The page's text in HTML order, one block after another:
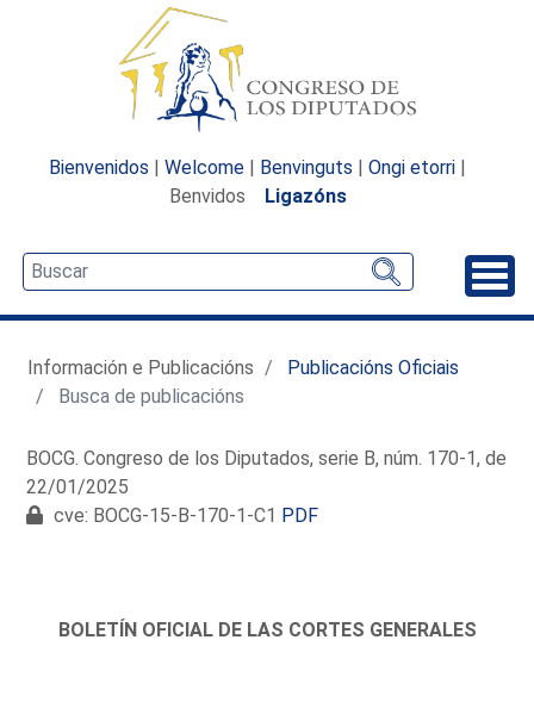
Bienvenidos | Welcome | Benvinguts | Ongi etorri |
Benvidos Ligazóns
Información e Publicacións
Publicacións Oficiais
Busca de publicacións
BOCG. Congreso de los Diputados, serie B, núm. 170-1, de
22/01/2025
cve: BOCG-15-B-170-1-C1 PDF
BOLETÍN OFICIAL DE LAS CORTES GENERALES